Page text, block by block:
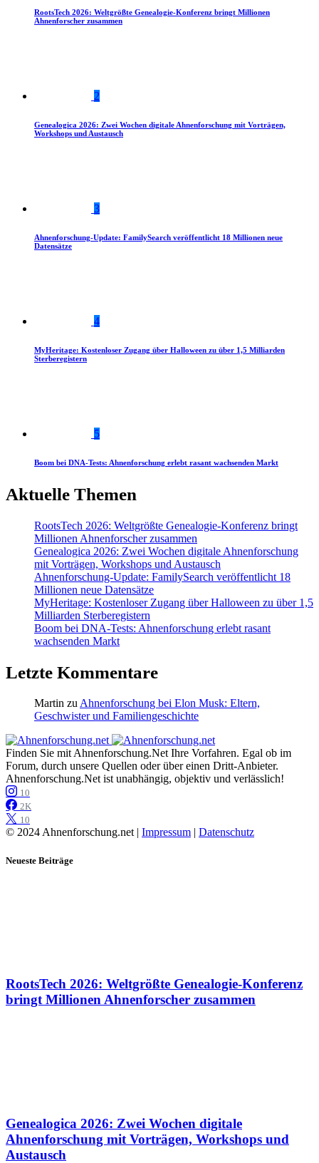
RootsTech 2026: Weltgrößte Genealogie-Konferenz bringt Millionen
Ahnenforscher zusammen
2
Genealogica 2026: Zwei Wochen digitale Ahnenforschung mit Vorträgen,
Workshops und Austausch
3
Ahnenforschung-Update: FamilySearch veröffentlicht 18 Millionen neue
Datensätze
4
MyHeritage: Kostenloser Zugang über Halloween zu über 1,5 Milliarden
Sterberegistern
5
Boom bei DNA-Tests: Ahnenforschung erlebt rasant wachsenden Markt
Aktuelle Themen
RootsTech 2026: Weltgrößte Genealogie-Konferenz bringt
Millionen Ahnenforscher zusammen
Genealogica 2026: Zwei Wochen digitale Ahnenforschung
mit Vorträgen, Workshops und Austausch
Ahnenforschung-Update: FamilySearch veröffentlicht 18
Millionen neue Datensätze
MyHeritage: Kostenloser Zugang über Halloween zu über 1,5
Milliarden Sterberegistern
Boom bei DNA-Tests: Ahnenforschung erlebt rasant
wachsenden Markt
Letzte Kommentare
Martin zu Ahnenforschung bei Elon Musk: Eltern,
Geschwister und Familiengeschichte
Finden Sie mit Ahnenforschung.Net Ihre Vorfahren. Egal ob im
Forum, durch unsere Quellen oder über einen Dritt-Anbieter.
Ahnenforschung.Net ist unabhängig, objektiv und verlässlich!
10
2K
10
© 2024 Ahnenforschung.net | Impressum | Datenschutz
Neueste Beiträge
RootsTech 2026: Weltgrößte Genealogie-Konferenz
bringt Millionen Ahnenforscher zusammen
Genealogica 2026: Zwei Wochen digitale
Ahnenforschung mit Vorträgen, Workshops und
Austausch